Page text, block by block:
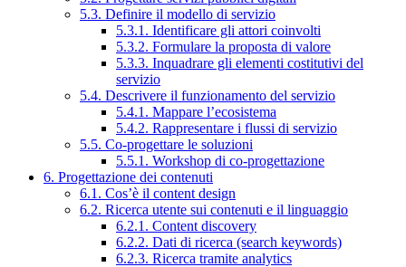
5.3. Definire il modello di servizio
5.3.1. Identificare gli attori coinvolti
5.3.2. Formulare la proposta di valore
5.3.3. Inquadrare gli elementi costitutivi del
servizio
5.4. Descrivere il funzionamento del servizio
5.4.1. Mappare l’ecosistema
5.4.2. Rappresentare i flussi di servizio
5.5. Co-progettare le soluzioni
5.5.1. Workshop di co-progettazione
6. Progettazione dei contenuti
6.1. Cos’è il content design
6.2. Ricerca utente sui contenuti e il linguaggio
6.2.1. Content discovery
6.2.2. Dati di ricerca (search keywords)
6.2.3. Ricerca tramite analytics